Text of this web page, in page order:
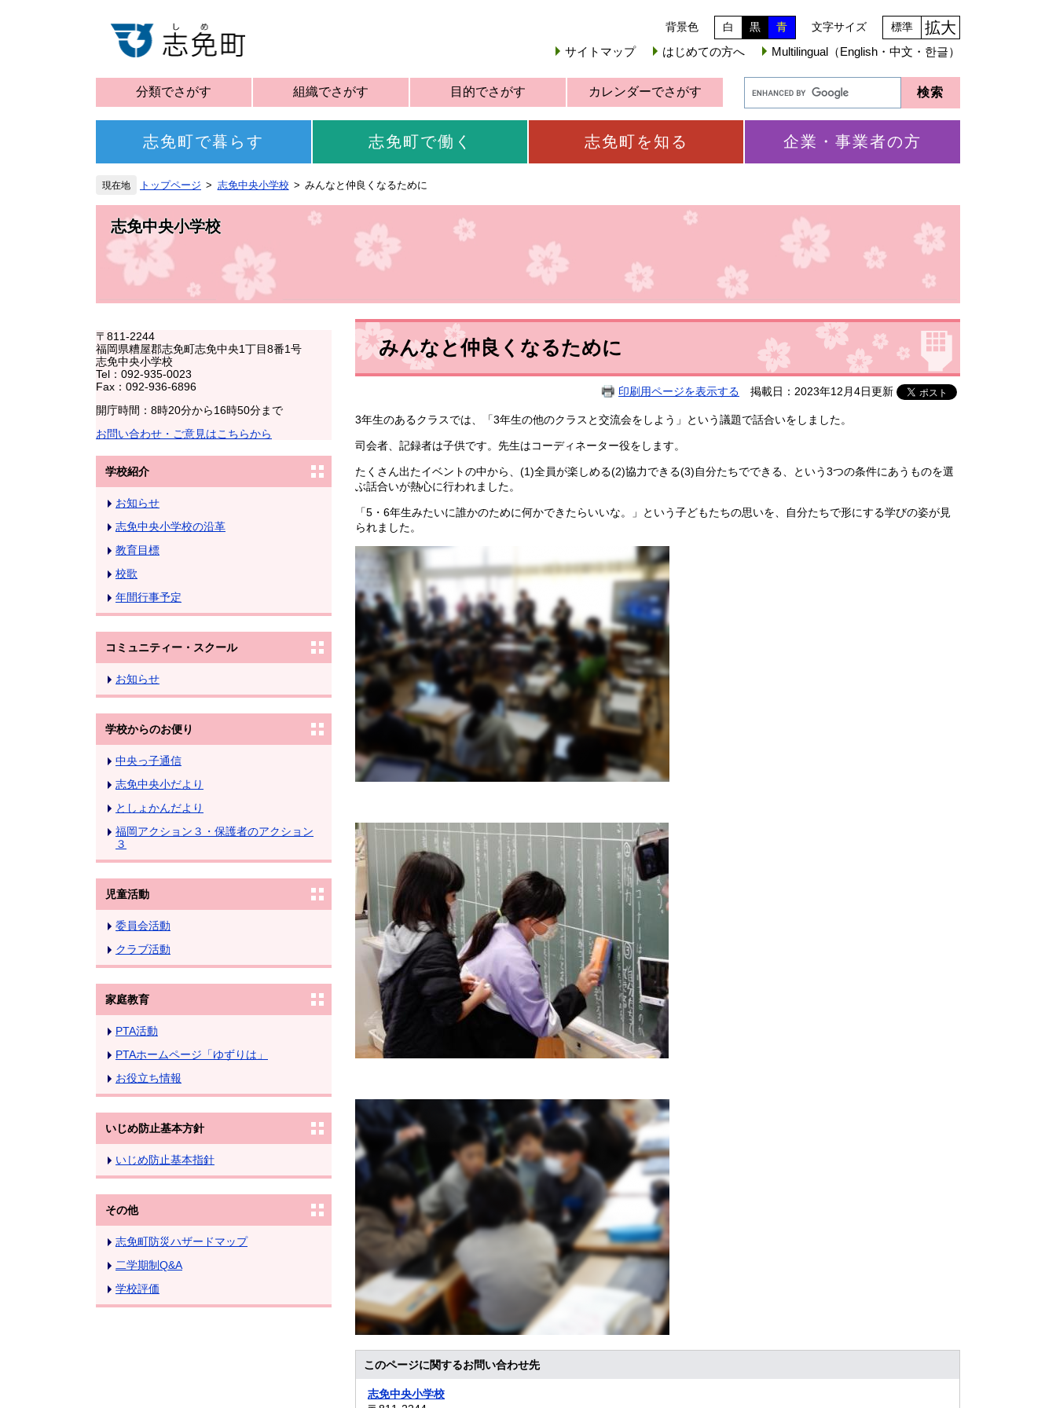
背景色 白 黒 青 文字サイズ 標準 拡大
サイトマップ はじめての方へ Multilingual（English・中文・한글）
分類でさがす 組織でさがす 目的でさがす カレンダーでさがす
志免町で暮らす 志免町で働く 志免町を知る 企業・事業者の方
トップページ 志免中央小学校 みんなと仲良くなるために
志免中央小学校
〒811-2244
福岡県糟屋郡志免町志免中央1丁目8番1号
志免中央小学校
Tel：092-935-0023
Fax：092-936-6896
開庁時間：8時20分から16時50分まで
お問い合わせ・ご意見はこちらから
学校紹介
お知らせ
志免中央小学校の沿革
教育目標
校歌
年間行事予定
コミュニティー・スクール
お知らせ
学校からのお便り
中央っ子通信
志免中央小だより
としょかんだより
福岡アクション３・保護者のアクション
３
児童活動
委員会活動
クラブ活動
家庭教育
PTA活動
PTAホームページ「ゆずりは」
お役立ち情報
いじめ防止基本方針
いじめ防止基本指針
その他
志免町防災ハザードマップ
二学期制Q&A
学校評価
みんなと仲良くなるために
印刷用ページを表示する 掲載日：2023年12月4日更新
3年生のあるクラスでは、「3年生の他のクラスと交流会をしよう」という議題で話合いをしました。
司会者、記録者は子供です。先生はコーディネーター役をします。
たくさん出たイベントの中から、(1)全員が楽しめる(2)協力できる(3)自分たちでできる、という3つの条件にあうものを選
ぶ話合いが熱心に行われました。
「5・6年生みたいに誰かのために何かできたらいいな。」という子どもたちの思いを、自分たちで形にする学びの姿が見
られました。
このページに関するお問い合わせ先
志免中央小学校